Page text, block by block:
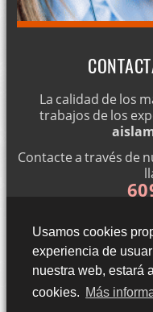
Usamos cookies
experiencia de
nuestra web, estará
cookies. Más
La calidad de los
trabajos de los
Contacte a través de